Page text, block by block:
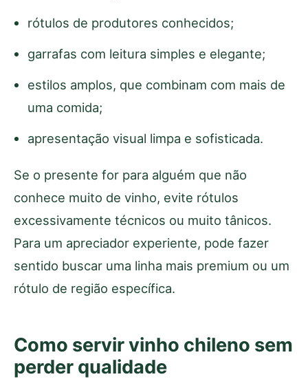
rótulos de produtores conhecidos;
garrafas com leitura simples e elegante;
estilos amplos, que combinam com mais de
uma comida;
apresentação visual limpa e sofisticada.
Se o presente for para alguém que não
conhece muito de vinho, evite rótulos
excessivamente técnicos ou muito tânicos.
Para um apreciador experiente, pode fazer
sentido buscar uma linha mais premium ou um
rótulo de região específica.
Como servir vinho chileno sem
perder qualidade